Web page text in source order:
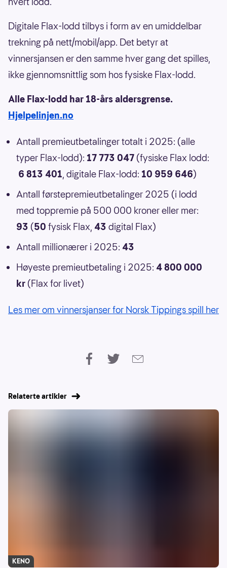
Digitale Flax-lodd tilbys i form av en umiddelbar
trekning på nett/mobil/app. Det betyr at
vinnersjansen er den samme hver gang det spilles,
ikke gjennomsnittlig som hos fysiske Flax-lodd.
Alle Flax-lodd har 18-års aldersgrense.
Hjelpelinjen.no
Antall premieutbetalinger totalt i 2025: (alle
typer Flax-lodd): 17 773 047 (fysiske Flax lodd:
6 813 401, digitale Flax-lodd: 10 959 646)
Antall førstepremieutbetalinger 2025 (i lodd
med toppremie på 500 000 kroner eller mer:
93 (50 fysisk Flax, 43 digital Flax)
Antall millionærer i 2025: 43
Høyeste premieutbetaling i 2025: 4 800 000
kr (Flax for livet)
Les mer om vinnersjanser for Norsk Tippings spill her
Relaterte artikler
KENO